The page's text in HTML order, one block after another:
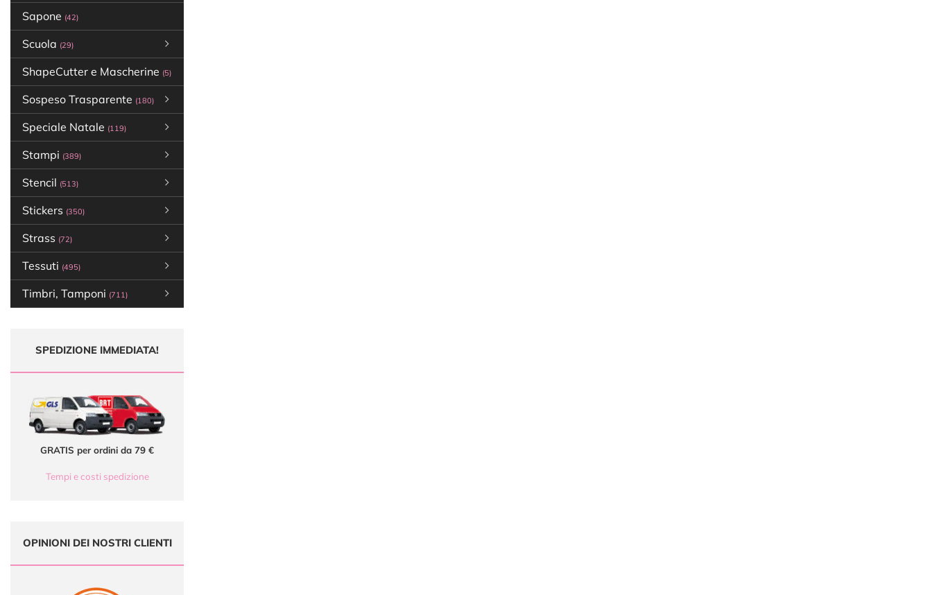
Sapone (42)
Scuola (29)
ShapeCutter e Mascherine (5)
Sospeso Trasparente (180)
Speciale Natale (119)
Stampi (389)
Stencil (513)
Stickers (350)
Strass (72)
Tessuti (495)
Timbri, Tamponi (711)
SPEDIZIONE IMMEDIATA!
GRATIS per ordini da 79 €
Tempi e costi spedizione
OPINIONI DEI NOSTRI CLIENTI